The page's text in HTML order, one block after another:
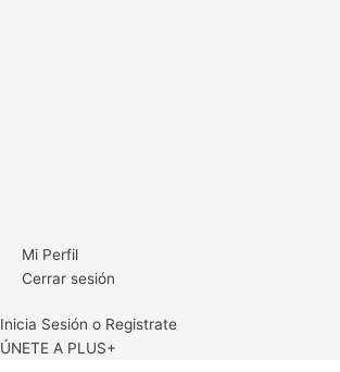
Mi Perfil
Cerrar sesión
Inicia Sesión o Registrate
ÚNETE A PLUS+